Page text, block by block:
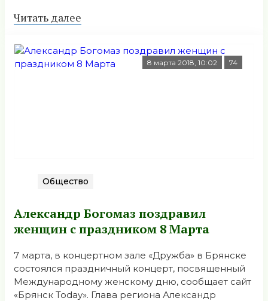
Читать далее
8 марта 2018, 10:02 74
Общество
Александр Богомаз поздравил
женщин с праздником 8 Марта
7 марта, в концертном зале «Дружба» в Брянске
состоялся праздничный концерт, посвященный
Международному женскому дню, сообщает сайт
«Брянск Today». Глава региона Александр